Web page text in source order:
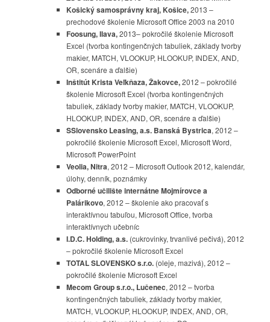
Košický samosprávny kraj, Košice,2013 –
prechodové školenie Microsoft Office 2003 na 2010
Foosung, Ilava,2013– pokročilé školenie Microsoft
Excel (tvorba kontingenčných tabuliek, základy tvorby
makier, MATCH, VLOOKUP, HLOOKUP, INDEX, AND,
OR, scenáre a ďalšie)
Inštitút Krista Veľkňaza, Žakovce,2012 – pokročilé
školenie Microsoft Excel (tvorba kontingenčných
tabuliek, základy tvorby makier, MATCH, VLOOKUP,
HLOOKUP, INDEX, AND, OR, scenáre a ďalšie)
SSlovensko Leasing, a.s. Banská Bystrica, 2012 –
pokročilé školenie Microsoft Excel, Microsoft Word,
Microsoft PowerPoint
Veolia, Nitra, 2012 – Microsoft Outlook 2012, kalendár,
úlohy, denník, poznámky
Odborné učilište internátne Mojmírovce a
Palárikovo, 2012 – školenie ako pracovať s
interaktívnou tabuľou, Microsoft Office, tvorba
interaktívnych učebníc
I.D.C. Holding, a.s. (cukrovinky, trvanlivé pečivá), 2012
–pokročilé školenie Microsoft Excel
TOTAL SLOVENSKO s.r.o. (oleje, mazivá), 2012 –
pokročilé školenie Microsoft Excel
Mecom Group s.r.o., Lučenec, 2012 –tvorba
kontingenčných tabuliek, základy tvorby makier,
MATCH, VLOOKUP, HLOOKUP, INDEX, AND, OR,